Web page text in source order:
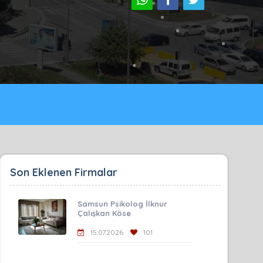
Son Eklenen Firmalar
Samsun Psikolog İlknur
Çalışkan Köse
15.07.2026 101